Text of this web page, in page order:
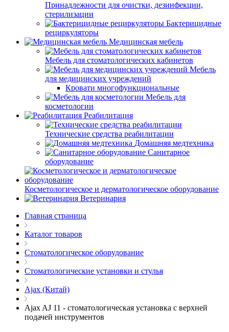
Принадлежности для очистки, дезинфекции,
стерилизации
Бактерицидные
рециркуляторы
Медицинская мебель
Мебель для стоматологических кабинетов
Мебель
для медицинских учреждений
Кровати многофункциональные
Мебель для
косметологии
Реабилитация
Технические средства реабилитации
Домашняя медтехника
Санитарное
оборудование
Косметологическое и дерматологическое оборудование
Ветеринария
Главная страница
Каталог товаров
Стоматологическое оборудование
Стоматологические установки и стулья
Ajax (Китай)
Ajax AJ 11 - стоматологическая установка с верхней
подачей инструментов